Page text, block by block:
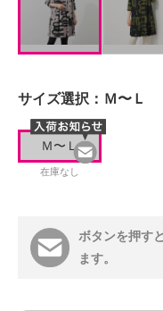
サイズ選択： Ｍ〜Ｌ
Ｍ〜Ｌ
在庫なし
ボタンを押す
ます。